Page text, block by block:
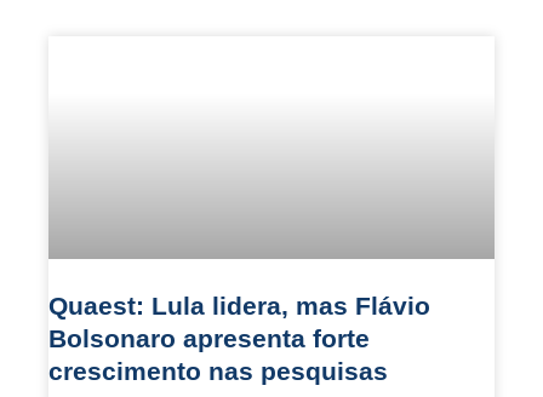
Quaest: Lula lidera, mas Flávio
Bolsonaro apresenta forte
crescimento nas pesquisas